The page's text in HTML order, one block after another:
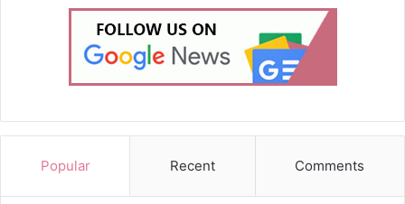
Popular Recent Comments